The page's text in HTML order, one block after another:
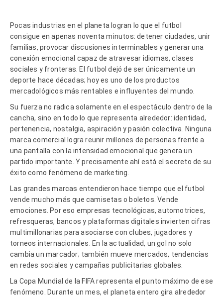
Pocas industrias en el planeta logran lo que el futbol
consigue en apenas noventa minutos: detener ciudades, unir
familias, provocar discusiones interminables y generar una
conexión emocional capaz de atravesar idiomas, clases
sociales y fronteras. El futbol dejó de ser únicamente un
deporte hace décadas; hoy es uno de los productos
mercadológicos más rentables e influyentes del mundo.
Su fuerza no radica solamente en el espectáculo dentro de la
cancha, sino en todo lo que representa alrededor: identidad,
pertenencia, nostalgia, aspiración y pasión colectiva. Ninguna
marca comercial logra reunir millones de personas frente a
una pantalla con la intensidad emocional que genera un
partido importante. Y precisamente ahí está el secreto de su
éxito como fenómeno de marketing.
Las grandes marcas entendieron hace tiempo que el futbol
vende mucho más que camisetas o boletos. Vende
emociones. Por eso empresas tecnológicas, automotrices,
refresqueras, bancos y plataformas digitales invierten cifras
multimillonarias para asociarse con clubes, jugadores y
torneos internacionales. En la actualidad, un gol no solo
cambia un marcador; también mueve mercados, tendencias
en redes sociales y campañas publicitarias globales.
La Copa Mundial de la FIFA representa el punto máximo de ese
fenómeno. Durante un mes, el planeta entero gira alrededor